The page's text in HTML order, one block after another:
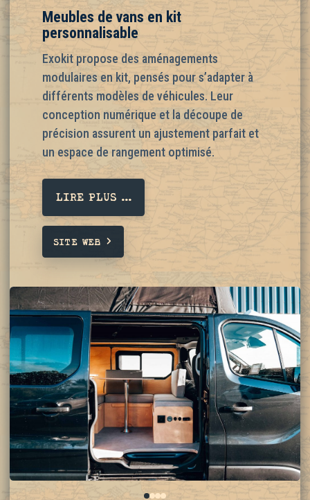
Meubles de vans en kit
personnalisable
Exokit propose des aménagements
modulaires en kit, pensés pour s’adapter à
différents modèles de véhicules. Leur
conception numérique et la découpe de
précision assurent un ajustement parfait et
un espace de rangement optimisé.
LIRE PLUS ...
SITE WEB